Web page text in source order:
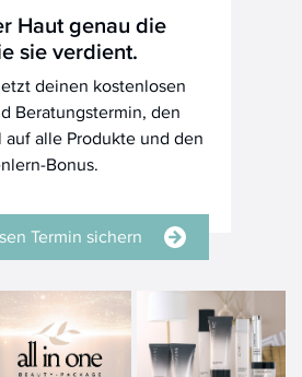
Haut genau die
sie verdient.
deinen kostenlosen
Beratungstermin, den
auf alle Produkte und den
Bonus.
Termin sichern